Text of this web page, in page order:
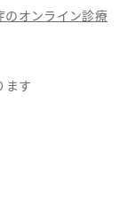
のオンライン診療
ます